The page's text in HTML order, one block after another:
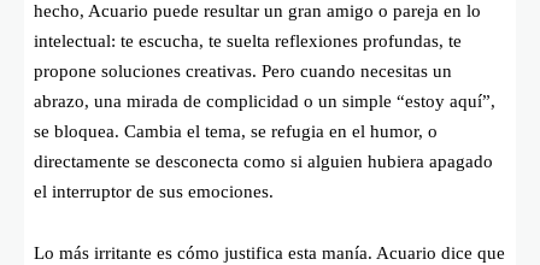
hecho, Acuario puede resultar un gran amigo o pareja en lo
intelectual: te escucha, te suelta reflexiones profundas, te
propone soluciones creativas. Pero cuando necesitas un
abrazo, una mirada de complicidad o un simple “estoy aquí”,
se bloquea. Cambia el tema, se refugia en el humor, o
directamente se desconecta como si alguien hubiera apagado
el interruptor de sus emociones.
Lo más irritante es cómo justifica esta manía. Acuario dice que